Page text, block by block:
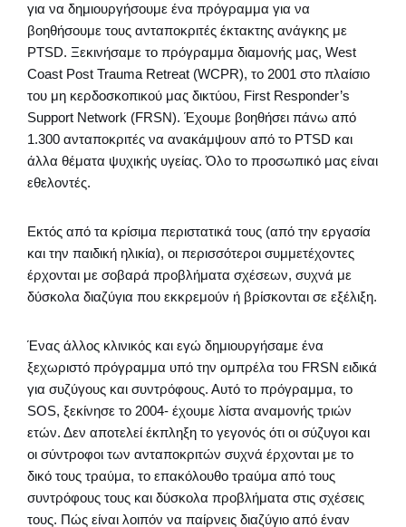
για να δημιουργήσουμε ένα πρόγραμμα για να
βοηθήσουμε τους ανταποκριτές έκτακτης ανάγκης με
PTSD. Ξεκινήσαμε το πρόγραμμα διαμονής μας, West
Coast Post Trauma Retreat (WCPR), το 2001 στο πλαίσιο
του μη κερδοσκοπικού μας δικτύου, First Responder’s
Support Network (FRSN). Έχουμε βοηθήσει πάνω από
1.300 ανταποκριτές να ανακάμψουν από το PTSD και
άλλα θέματα ψυχικής υγείας. Όλο το προσωπικό μας είναι
εθελοντές.
Εκτός από τα κρίσιμα περιστατικά τους (από την εργασία
και την παιδική ηλικία), οι περισσότεροι συμμετέχοντες
έρχονται με σοβαρά προβλήματα σχέσεων, συχνά με
δύσκολα διαζύγια που εκκρεμούν ή βρίσκονται σε εξέλιξη.
Ένας άλλος κλινικός και εγώ δημιουργήσαμε ένα
ξεχωριστό πρόγραμμα υπό την ομπρέλα του FRSN ειδικά
για συζύγους και συντρόφους. Αυτό το πρόγραμμα, το
SOS, ξεκίνησε το 2004- έχουμε λίστα αναμονής τριών
ετών. Δεν αποτελεί έκπληξη το γεγονός ότι οι σύζυγοι και
οι σύντροφοι των ανταποκριτών συχνά έρχονται με το
δικό τους τραύμα, το επακόλουθο τραύμα από τους
συντρόφους τους και δύσκολα προβλήματα στις σχέσεις
τους. Πώς είναι λοιπόν να παίρνεις διαζύγιο από έναν